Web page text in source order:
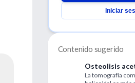
Iniciar
Contenido sugerido
Osteolisis
despues de
La tomografía